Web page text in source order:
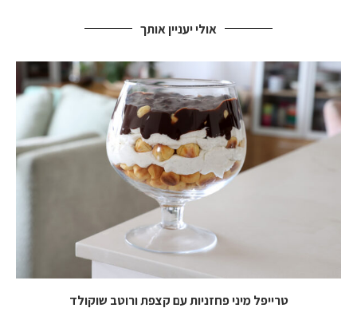
אולי יעניין אותך
טרייפל מיני פחזניות עם קצפת ורוטב שוקולד